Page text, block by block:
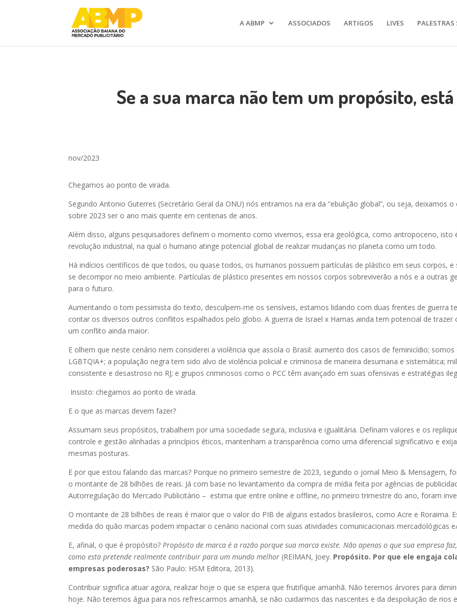
A ABMP ASSOCIADOS ARTIGOS LIVES PALESTRAS
Se a sua marca não tem um propósito,
nov/2023
Chegamos ao ponto de virada.
Segundo Antonio Guterres (Secretário Geral da ONU) nós entramos na era da “ebulição global”, ou seja, deixamos
sobre 2023 ser o ano mais quente em centenas de anos.
Além disso, alguns pesquisadores definem o momento como vivemos, essa era geológica, como antropoceno, isto
revolução industrial, na qual o humano atinge potencial global de realizar mudanças no planeta como um todo.
Há indícios científicos de que todos, ou quase todos, os humanos possuem partículas de plástico em seus corpos,
se decompor no meio ambiente. Partículas de plástico presentes em nossos corpos sobreviverão a nós e a outras
para o futuro.
Aumentando o tom pessimista do texto, desculpem-me os sensíveis, estamos lidando com duas frentes de guerra
contar os diversos outros conflitos espalhados pelo globo. A guerra de Israel x Hamas ainda tem potencial de
um conflito ainda maior.
E olhem que neste cenário nem considerei a violência que assola o Brasil: aumento dos casos de feminicídio;
LGBTQIA+; a população negra tem sido alvo de violência policial e criminosa de maneira desumana e sistemática;
consistente e desastroso no RJ; e grupos criminosos como o PCC têm avançado em suas ofensivas e estratégias
Insisto: chegamos ao ponto de virada.
E o que as marcas devem fazer?
Assumam seus propósitos, trabalhem por uma sociedade segura, inclusiva e igualitária. Definam valores e os
controle e gestão alinhadas a princípios éticos, mantenham a transparência como uma diferencial significativo e
mesmas posturas.
E por que estou falando das marcas? Porque no primeiro semestre de 2023, segundo o jornal Meio & Mensagem,
o montante de 28 bilhões de reais. Já com base no levantamento da compra de mídia feita por agências de
Autorregulação do Mercado Publicitário – estima que entre online e offline, no primeiro trimestre do ano, foram
O montante de 28 bilhões de reais é maior que o valor do PIB de alguns estados brasileiros, como Acre e Roraima.
medida do quão marcas podem impactar o cenário nacional com suas atividades comunicacionais mercadológicas
E, afinal, o que é propósito?Propósito de marca é a razão porque sua marca existe. Não apenas o que sua empresa
como esta pretende realmente contribuir para um mundo melhor (REIMAN, Joey. Propósito. Por que ele engaja
empresas poderosas? São Paulo: HSM Editora, 2013).
Contribuir significa atuar agora, realizar hoje o que se espera que frutifique amanhã. Não teremos árvores para
hoje. Não teremos água para nos refrescarmos amanhã, se não cuidarmos das nascentes e da despoluição de rios